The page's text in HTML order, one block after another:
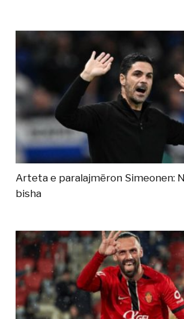
Arteta e paralajmëron Simeonen:
bisha